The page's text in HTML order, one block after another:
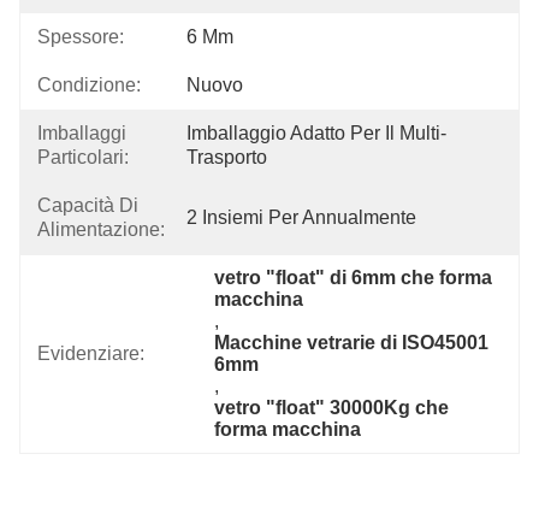
Spessore: 6 Mm
Condizione: Nuovo
Imballaggi
Particolari:
Imballaggio Adatto Per Il Multi-
Trasporto
Capacità Di
Alimentazione:
2 Insiemi Per Annualmente
Evidenziare:
vetro "float" di 6mm che forma
macchina
,
Macchine vetrarie di ISO45001
6mm
,
vetro "float" 30000Kg che
forma macchina